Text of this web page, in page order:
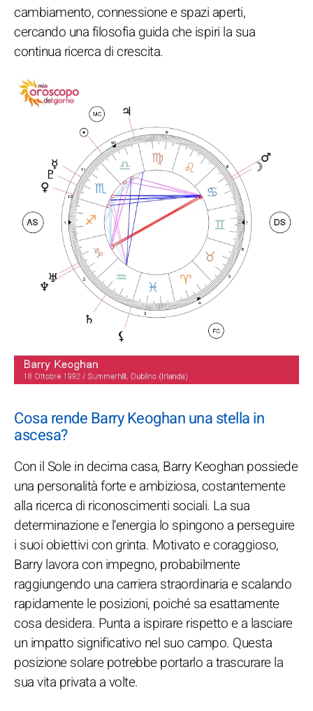
cambiamento, connessione e spazi aperti,
cercando una filosofia guida che ispiri la sua
continua ricerca di crescita.
Cosa rende Barry Keoghan una stella in
ascesa?
Con il Sole in decima casa, Barry Keoghan possiede
una personalità forte e ambiziosa, costantemente
alla ricerca di riconoscimenti sociali. La sua
determinazione e l'energia lo spingono a perseguire
i suoi obiettivi con grinta. Motivato e coraggioso,
Barry lavora con impegno, probabilmente
raggiungendo una carriera straordinaria e scalando
rapidamente le posizioni, poiché sa esattamente
cosa desidera. Punta a ispirare rispetto e a lasciare
un impatto significativo nel suo campo. Questa
posizione solare potrebbe portarlo a trascurare la
sua vita privata a volte.